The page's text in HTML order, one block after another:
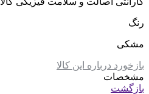
رنگ
مشکی
بازخورد درباره این کالا
مشخصات
بازگشت